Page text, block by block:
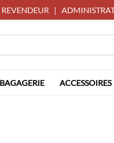
REVENDEUR |
BAGAGERIE ACCESSOIRES